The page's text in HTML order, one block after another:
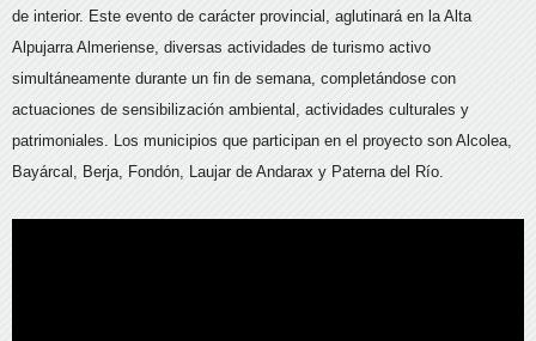
de interior. Este evento de carácter provincial, aglutinará en la Alta
Alpujarra Almeriense, diversas actividades de turismo activo
simultáneamente durante un fin de semana, completándose con
actuaciones de sensibilización ambiental, actividades culturales y
patrimoniales. Los municipios que participan en el proyecto son Alcolea,
Bayárcal, Berja, Fondón, Laujar de Andarax y Paterna del Río.